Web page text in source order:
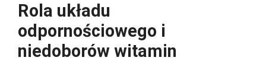
Rola układu
odpornościowego i
niedoborów witamin